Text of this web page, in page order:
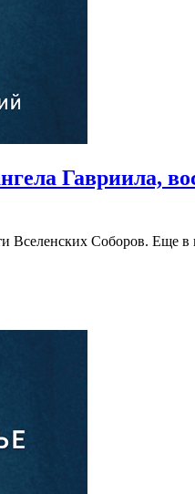
Гавриила,
Соборов. Еще